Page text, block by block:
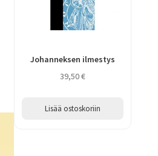
Johanneksen ilmestys
39,50€
Lisää ostoskoriin